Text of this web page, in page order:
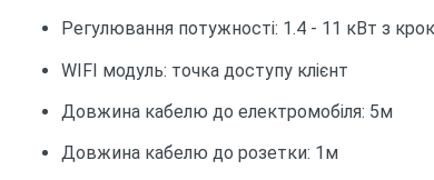
Регулювання потужності: 1.4 - 11 кВт з
WIFI модуль: точка доступу клієнт
Довжина кабелю до електромобіля: 5м
Довжина кабелю до розетки: 1м